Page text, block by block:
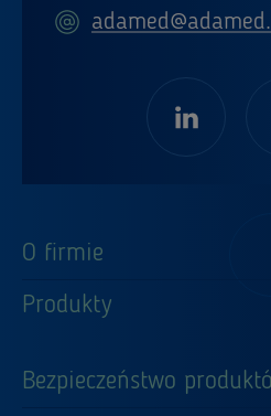
O firmie
Produkty
Bezpieczeństwo